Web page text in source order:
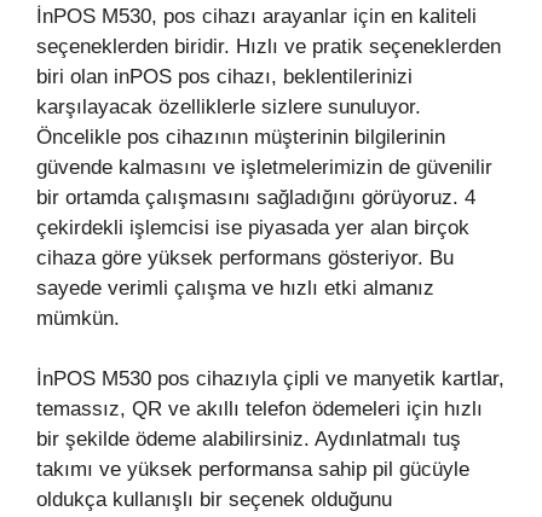
İnPOS M530, pos cihazı arayanlar için en kaliteli
seçeneklerden biridir. Hızlı ve pratik seçeneklerden
biri olan inPOS pos cihazı, beklentilerinizi
karşılayacak özelliklerle sizlere sunuluyor.
Öncelikle pos cihazının müşterinin bilgilerinin
güvende kalmasını ve işletmelerimizin de güvenilir
bir ortamda çalışmasını sağladığını görüyoruz. 4
çekirdekli işlemcisi ise piyasada yer alan birçok
cihaza göre yüksek performans gösteriyor. Bu
sayede verimli çalışma ve hızlı etki almanız
mümkün.
İnPOS M530 pos cihazıyla çipli ve manyetik kartlar,
temassız, QR ve akıllı telefon ödemeleri için hızlı
bir şekilde ödeme alabilirsiniz. Aydınlatmalı tuş
takımı ve yüksek performansa sahip pil gücüyle
oldukça kullanışlı bir seçenek olduğunu